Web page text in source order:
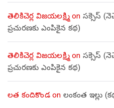
తెలికిచెర్ల విజయలక్ష్మిon సక్సెస్
ప్రచురణకు ఎంపికైన కథ)
తెలికిచెర్ల విజయలక్ష్మిon సక్సెస్
ప్రచురణకు ఎంపికైన కథ)
లత కందికొండon లంకంత ఇల్లు